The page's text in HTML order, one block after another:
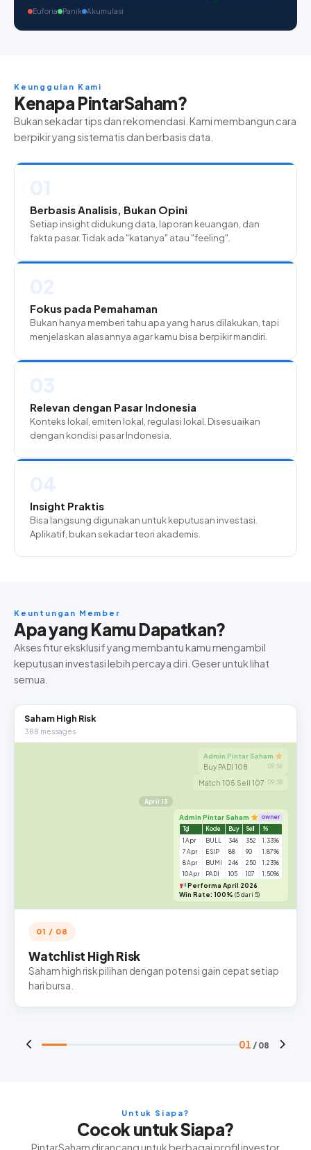
Euforia Panik Akumulasi
Keunggulan Kami
Kenapa PintarSaham?
Bukan sekadar tips dan rekomendasi. Kami membangun cara
berpikir yang sistematis dan berbasis data.
Berbasis Analisis, Bukan Opini
Setiap insight didukung data, laporan keuangan, dan
fakta pasar. Tidak ada "katanya" atau "feeling".
Fokus pada Pemahaman
Bukan hanya memberi tahu apa yang harus dilakukan, tapi
menjelaskan alasannya agar kamu bisa berpikir mandiri.
Relevan dengan Pasar Indonesia
Konteks lokal, emiten lokal, regulasi lokal. Disesuaikan
dengan kondisi pasar Indonesia.
Insight Praktis
Bisa langsung digunakan untuk keputusan investasi.
Aplikatif, bukan sekadar teori akademis.
Keuntungan Member
Apa yang Kamu Dapatkan?
Akses fitur eksklusif yang membantu kamu mengambil
keputusan investasi lebih percaya diri. Geser untuk lihat
semua.
Saham High Risk
388 messages
Admin Pintar Saham
Buy PADI 108
09:56
Match 105 Sell 107 09:58
April 13
Admin Pintar Saham
owner
Tgl
Kode Buy Sell %
1 Apr BULL 346 352
1.33%
7 Apr
ESIP 88 90
1.87%
8 Apr
BUMI 246 250
1.23%
10 Apr
PADI 105 107
1.50%
Performa April 2026
Win Rate: 100% (5 dari 5)
01 / 08
Watchlist High Risk
Saham high risk pilihan dengan potensi gain cepat setiap
hari bursa.
01 / 08
Untuk Siapa?
Cocok untuk Siapa?
PintarSaham dirancang untuk berbagai profil investor